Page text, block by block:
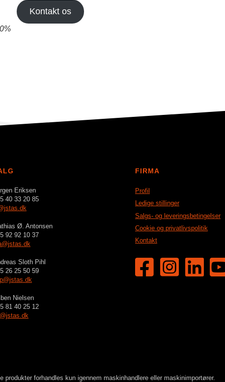
Kontakt os
Eriksen
40 33 20 85
Ø. Antonsen
92 92 10 37
Sloth Pihl
26 25 50 59
Nielsen
81 40 25 12
FIRMA
Profil
Ledige stillinger
Salgs- og leveringsbetingelser
Cookie og privatlivspolitik
Kontakt
produkter forhandles kun igennem maskinhandlere eller maskinimportører.